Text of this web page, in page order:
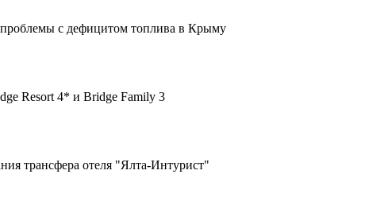
с дефицитом топлива в Крыму
Resort 4* и Bridge Family 3
трансфера отеля "Ялта-Интурист"